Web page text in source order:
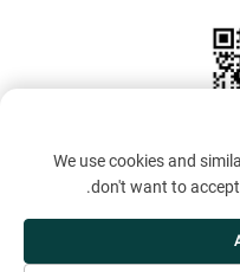
ييوو ديياتسي للملابس، المحدودة جميع الحقوق
We use cookies and
don't want to accept